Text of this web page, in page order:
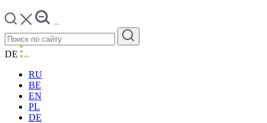
DE
RU
BE
EN
PL
DE